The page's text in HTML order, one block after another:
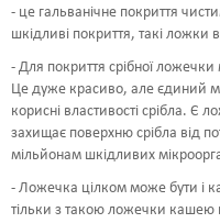
- це гальванічне покриття
шкідливі покриття, такі ложки
- Для покриття срібної
Це дуже красиво, але єдиний
корисні властивості срібла. Є
захищає поверхню срібла від
мільйонам шкідливих
- Ложечка цілком може бути і
тільки з такою ложечки кашею